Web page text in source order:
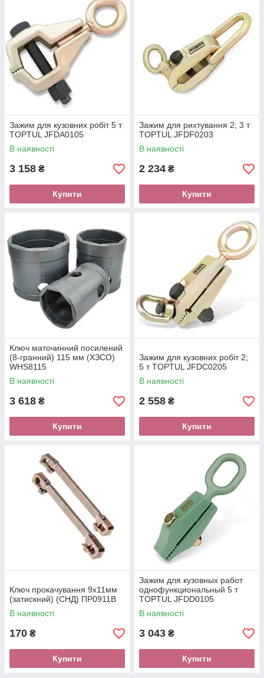
Зажим для кузовних робіт 5 т
TOPTUL JFDA0105
В наявності
3 158 ₴
Купити
Зажим для рихтування 2; 3 т
TOPTUL JFDF0203
В наявності
2 234 ₴
Купити
Ключ маточинний посилений
(8-гранний) 115 мм (ХЗСО)
WHS8115
В наявності
3 618 ₴
Купити
Зажим для кузовних робіт 2;
5 т TOPTUL JFDC0205
В наявності
2 558 ₴
Купити
Ключ прокачування 9х11мм
(затискний) (СНД) ПР0911В
В наявності
170 ₴
Купити
Зажим для кузовных работ
однофункциональный 5 т
TOPTUL JFDD0105
В наявності
3 043 ₴
Купити